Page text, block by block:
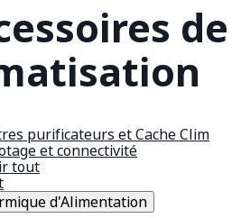
de
purificateurs et Cache Clim
et connectivité
tout
d'Alimentation